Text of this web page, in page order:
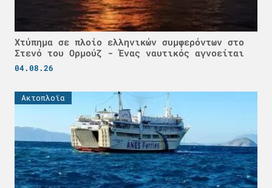
Χτύπημα σε πλοίο ελληνικών συμφερόντων στο
Στενό του Ορμούζ - Ένας ναυτικός αγνοείται
04.08.26
Ακτοπλοϊα